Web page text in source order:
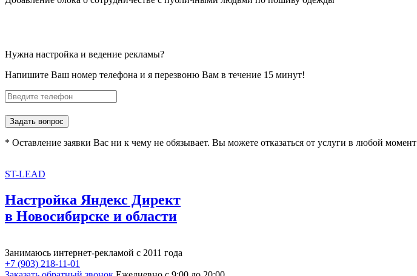
Нужна настройка и ведение рекламы?
Напишите Ваш номер телефона и я перезвоню Вам в течение 15 минут!
Задать вопрос
* Оставление заявки Вас ни к чему не обязывает. Вы можете отказаться от услуги в любой момент
ST-LEAD
Настройка Яндекс Директ
в Новосибирске и области
Занимаюсь интернет-рекламой с 2011 года
+7 (903) 218-11-01